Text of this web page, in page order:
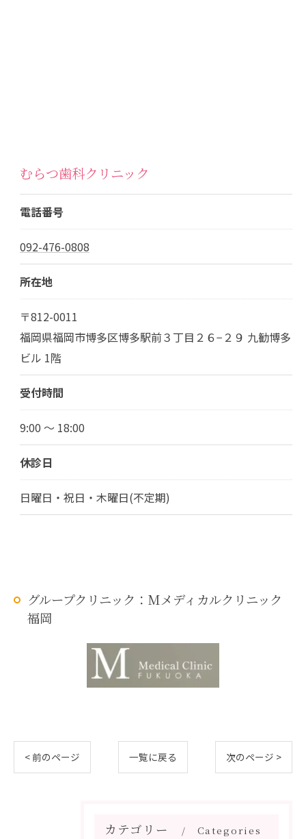
むらつ歯科クリニック
電話番号
092-476-0808
所在地
〒812-0011
福岡県福岡市博多区博多駅前３丁目２６−２９ 九勧博多
ビル 1階
受付時間
9:00 ～ 18:00
休診日
日曜日・祝日・木曜日(不定期)
グループクリニック：Mメディカルクリニック
福岡
< 前のページ 一覧に戻る 次のページ >
カテゴリー Categories